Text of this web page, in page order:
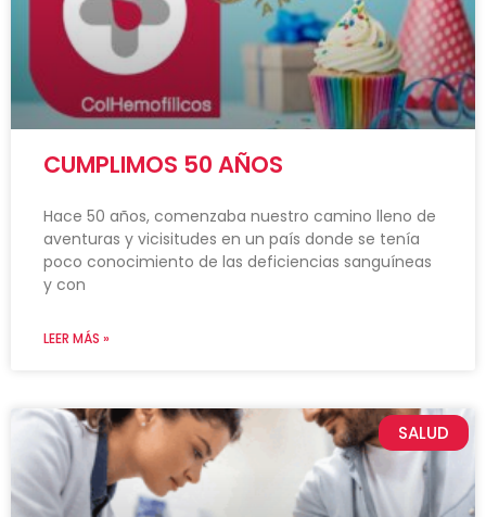
CUMPLIMOS 50 AÑOS
Hace 50 años, comenzaba nuestro camino lleno de
aventuras y vicisitudes en un país donde se tenía
poco conocimiento de las deficiencias sanguíneas
y con
LEER MÁS »
SALUD